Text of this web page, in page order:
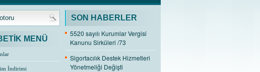
MENÜ
İndirimi
SON HABERLER
5520 sayılı Kurumlar Vergisi
Kanunu Sirküleri /73
Sigortacılık Destek Hizmetleri
Yönetmeliği Değişti